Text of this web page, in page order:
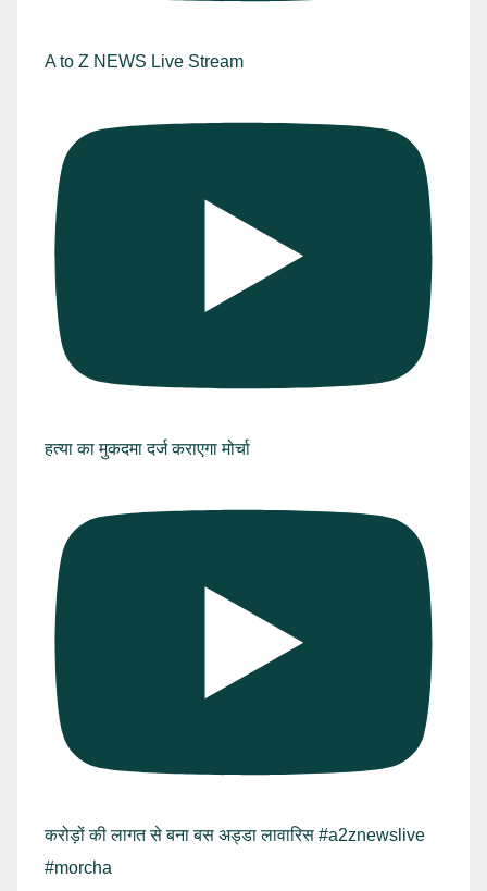
A to Z NEWS Live Stream
हत्या का मुकदमा दर्ज कराएगा मोर्चा
करोड़ों की लागत से बना बस अड्डा लावारिस #a2znewslive
#morcha